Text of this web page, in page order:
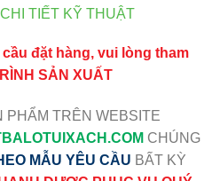
TIẾT KỸ THUẬT
đặt hàng, vui lòng tham
SẢN XUẤT
PHẨM TRÊN WEBSITE
CHÚNG
MẪU YÊU CẦU BẤT KỲ